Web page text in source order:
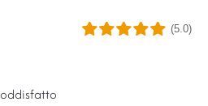
(5.0)